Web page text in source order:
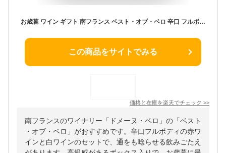
お歳暮 ワイン ギフト 南フランス ベスト・オブ・ベロ 辛口 フルボディ 750ml 2本 赤白セット シラー グルナッシュ 赤ワイン 白ワイン お酒 贈答 誕生日 内祝い お返し プレゼント 御年賀 上司 取引先 退職祝い あす楽 送料無料
この商品をサイトでみる
価格と在庫を楽天でチェック >>
南フランスのワイナリー「ドメーヌ・ベロ」の「ベスト
・オブ・ベロ」がおすすめです。辛口フルボディの赤ワ
インと白ワインのセットで、通をも唸らせる飲みごたえ